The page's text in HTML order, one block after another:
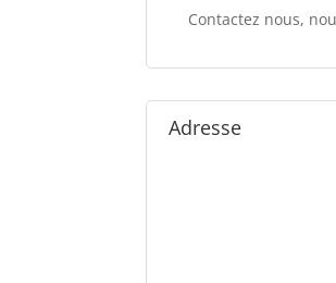
Contactez nous,
Adresse